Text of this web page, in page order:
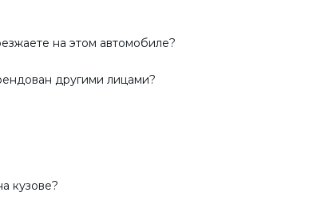
на этом автомобиле?
другими лицами?
кузове?